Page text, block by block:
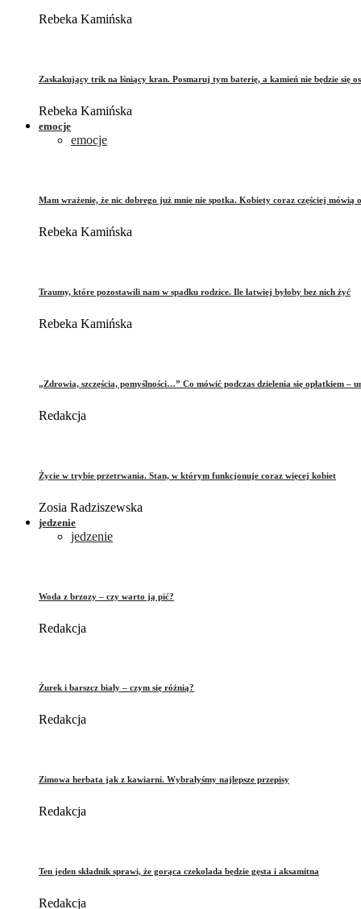
Rebeka Kamińska
Zaskakujący trik na lśniący kran. Posmaruj tym baterię, a kamień nie będzie się
Rebeka Kamińska
emocje
emocje
Mam wrażenie, że nic dobrego już mnie nie spotka. Kobiety coraz częściej mówią
Rebeka Kamińska
Traumy, które pozostawili nam w spadku rodzice. Ile łatwiej byłoby bez nich żyć
Rebeka Kamińska
„Zdrowia, szczęścia, pomyślności…” Co mówić podczas dzielenia się opłatkiem –
Redakcja
Życie w trybie przetrwania. Stan, w którym funkcjonuje coraz więcej kobiet
Zosia Radziszewska
jedzenie
jedzenie
Woda z brzozy – czy warto ją pić?
Redakcja
Żurek i barszcz biały – czym się różnią?
Redakcja
Zimowa herbata jak z kawiarni. Wybrałyśmy najlepsze przepisy
Redakcja
Ten jeden składnik sprawi, że gorąca czekolada będzie gęsta i aksamitna
Redakcja